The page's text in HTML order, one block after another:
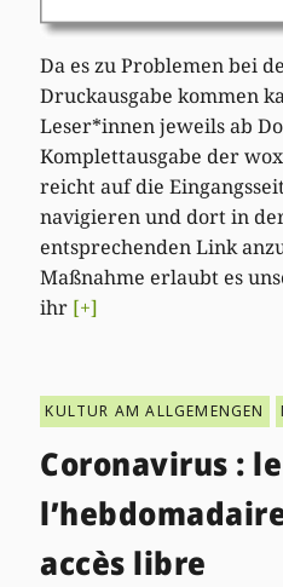
Da es zu Problemen bei
Druckausgabe kommen
Leser*innen jeweils ab
Komplettausgabe der
reicht auf die
navigieren und dort in
entsprechenden Link
Maßnahme erlaubt es
ihr [+]
KULTUR AM ALLGEMENGEN
Coronavirus : le
accès libre